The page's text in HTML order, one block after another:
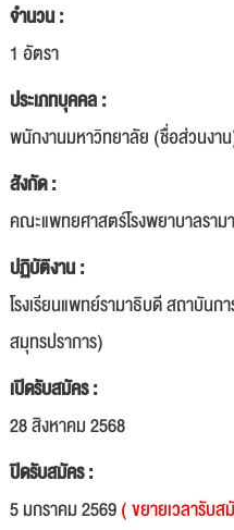
จำนวน :
1 อัตรา
ประเภทบุคคล :
พนักงานมหาวิทยาลัย (ชื่อส่วนงา
สังกัด :
คณะแพทยศาสตร์โรงพยาบาลรา
ปฏิบัติงาน :
โรงเรียนแพทย์รามาธิบดี สถาบัน
สมุทรปราการ)
เปิดรับสมัคร :
28 สิงหาคม 2568
ปิดรับสมัคร :
5 มกราคม 2569( ขยายเวลารับ